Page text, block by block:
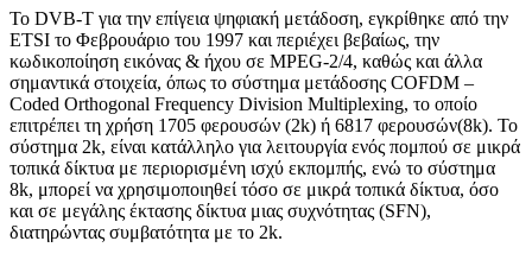
Το DVB-T για την επίγεια ψηφιακή μετάδοση, εγκρίθηκε από την
ETSI το Φεβρουάριο του 1997 και περιέχει βεβαίως, την
κωδικοποίηση εικόνας & ήχου σε MPEG-2/4, καθώς και άλλα
σημαντικά στοιχεία, όπως το σύστημα μετάδοσης COFDM –
Coded Orthogonal Frequency Division Multiplexing, το οποίο
επιτρέπει τη χρήση 1705 φερουσών (2k) ή 6817 φερουσών(8k). To
σύστημα 2k, είναι κατάλληλο για λειτουργία ενός πομπού σε μικρά
τοπικά δίκτυα με περιορισμένη ισχύ εκπομπής, ενώ το σύστημα
8k, μπορεί να χρησιμοποιηθεί τόσο σε μικρά τοπικά δίκτυα, όσο
και σε μεγάλης έκτασης δίκτυα μιας συχνότητας (SFN),
διατηρώντας συμβατότητα με το 2k.